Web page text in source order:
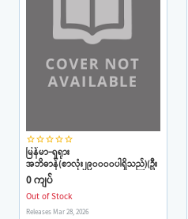
star_borderstar_borderstar_borderstar_borderstar_border
မြန်မာ-ရှရုား
အဘိဓာန်(စာလုံး၂၉၀၀၀၀ပါရှိသည်)(ဦး
အေးရွှေ)(Copy-ဝင့်)
0 ကျပ်
Out of Stock
Releases Mar 28, 2026